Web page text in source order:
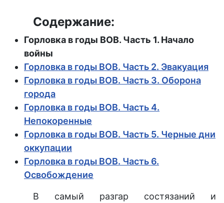
Содержание:
Горловка в годы ВОВ. Часть 1. Начало
войны
Горловка в годы ВОВ. Часть 2. Эвакуация
Горловка в годы ВОВ. Часть 3. Оборона
города
Горловка в годы ВОВ. Часть 4.
Непокоренные
Горловка в годы ВОВ. Часть 5. Черные дни
оккупации
Горловка в годы ВОВ. Часть 6.
Освобождение
В самый разгар состязаний и